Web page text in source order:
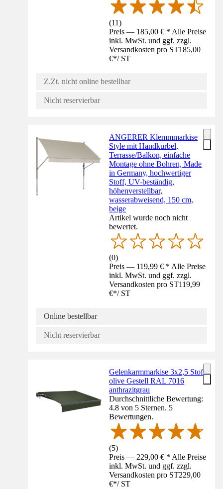
(11)
Preis — 185,00 € * Alle Preise
inkl. MwSt. und ggf. zzgl.
Versandkosten pro ST185,00
€*/ ST
Z.Zt. nicht online bestellbar
Nicht reservierbar
ANGERER Klemmmarkise
Style mit Handkurbel,
Terrasse/Balkon, einfache
Montage ohne Bohren, Made
in Germany, hochwertiger
Stoff, UV-beständig,
höhenverstellbar,
wasserabweisend, 150 cm,
beige
Artikel wurde noch nicht
bewertet.
(0)
Preis — 119,99 € * Alle Preise
inkl. MwSt. und ggf. zzgl.
Versandkosten pro ST119,99
€*/ ST
Online bestellbar
Nicht reservierbar
Gelenkarmmarkise 3x2,5 Stoff
olive Gestell RAL 7016
anthrazitgrau
Durchschnittliche Bewertung:
4.8 von 5 Sternen. 5
Bewertungen.
(5)
Preis — 229,00 € * Alle Preise
inkl. MwSt. und ggf. zzgl.
Versandkosten pro ST229,00
€*/ ST